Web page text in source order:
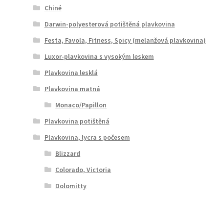
Chiné
Darwin-polyesterová potištěná plavkovina
Festa, Favola, Fitness, Spicy (melanžová plavkovina)
Luxor-plavkovina s vysokým leskem
Plavkovina lesklá
Plavkovina matná
Monaco/Papillon
Plavkovina potištěná
Plavkovina, lycra s počesem
Blizzard
Colorado, Victoria
Dolomitty